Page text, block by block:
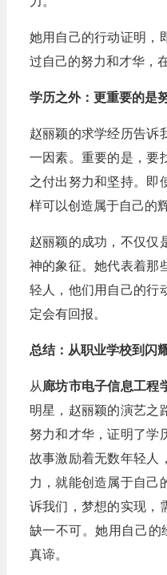
她用自己的行动证明，
过自己的努力和才华，
学历之外：更重要的是
赵丽颖的求学经历告诉
一因素。重要的是，要
之付出努力和坚持。即
样可以创造属于自己的辉
赵丽颖的成功，不仅仅
神的象征。她代表着那
轻人，他们用自己的行
定会有回报。
总结：从职业学校到闪
从廊坊市电子信息工程
明星，赵丽颖的演艺之
努力和才华，证明了学
故事激励着无数年轻人
力，就能创造属于自己
诉我们，梦想的实现，
缺一不可。她用自己的
真谛。